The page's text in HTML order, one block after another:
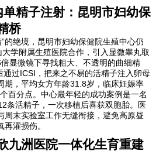
精子注射：昆明市妇幼保
桥
的绝境，昆明市妇幼保健院生殖中心仍
学附属生殖医院合作，引入显微睾丸取
显微镜下寻找粗大、不透明的曲细精
过ICSI，把来之不易的活精子注入卵母
期，平均女方年龄31.8岁，临床妊娠率
百分点。中心最年轻的成功案例是一名
条活精子，一次移植后喜获双胞胎。医
周末实验室工作无缝衔接，避免高原昼
灌损伤。
九洲医院一体化生育重建